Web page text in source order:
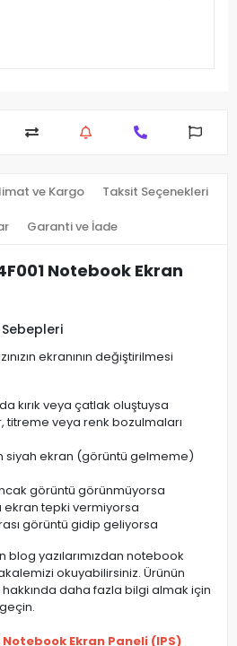
ve Kargo Taksit Seçenekleri
Garanti ve İade
Notebook Ekran
Sebepleri
ekranının değiştirilmesi
kırık veya çatlak oluştuysa
titreme veya renk bozulmaları
siyah ekran (görüntü gelmeme)
görüntü görünmüyorsa
ekran tepki vermiyorsa
görüntü gidip geliyorsa
blog yazılarımızdan notebook
okuyabilirsiniz. Ürünün
daha fazla bilgi almak için
Ekran Paneli (IPS)